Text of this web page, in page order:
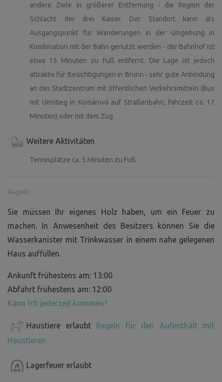
andere Ziele in größerer Entfernung - die Region der
Schlacht der drei Kaiser. Der Standort kann als
Ausgangspunkt für Wanderungen in der Umgebung in
Kombination mit der Bahn genutzt werden - der Bahnhof ist
etwa 15 Minuten zu Fuß entfernt. Die Lage ist jedoch
attraktiv für Besichtigungen in Brünn - sehr gute Anbindung
an das Stadtzentrum mit öffentlichen Verkehrsmitteln (Bus
mit Umstieg in Komárová auf Straßenbahn, Fahrzeit ca. 17
Minuten) oder mit dem Zug.
Weitere Aktivitäten
Tennisplätze ca. 5 Minuten zu Fuß
Regeln
Sie müssen Ihr eigenes Holz haben, um ein Feuer zu
machen. In Anwesenheit des Besitzers können Sie die
Wasserkanister mit Trinkwasser in einem nahe gelegenen
Haus auffüllen.
Ankunft frühestens am: 13:00
Abfahrt frühestens am: 12:00
Kann ich jederzeit kommen?
Haustiere erlaubt Regeln für den Aufenthalt mit
Haustieren
Lagerfeuer erlaubt